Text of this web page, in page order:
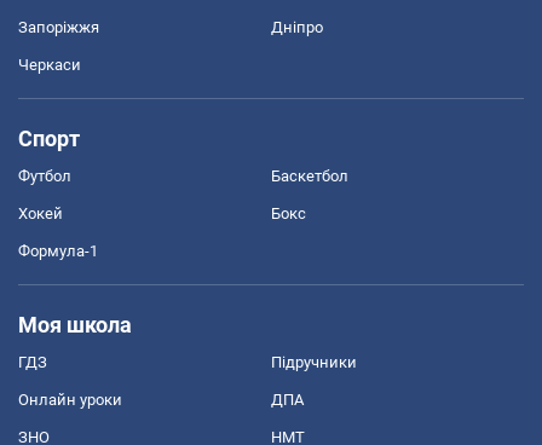
Запоріжжя Дніпро
Черкаси
Спорт
Футбол Баскетбол
Хокей Бокс
Формула-1
Моя школа
ГДЗ Підручники
Онлайн уроки ДПА
ЗНО НМТ